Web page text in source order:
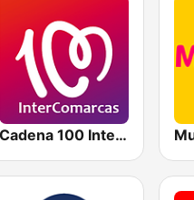
Cadena 100 InterComarcas